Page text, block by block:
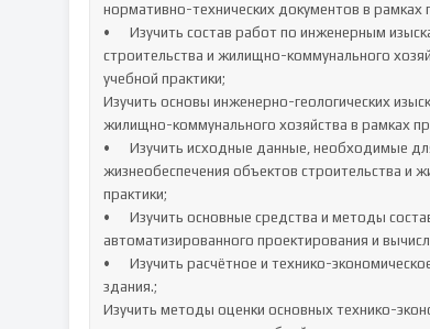
нормативно-технических документов в рамках
•	Изучить состав работ по инженерным изысканиям, необходимых для строительства и реконструкции объектов
строительства и жилищно-коммунального
учебной практики;
Изучить основы инженерно-геологических
жилищно-коммунального хозяйства в рамках
•	Изучить исходные данные, необходимые для проектирования здания (сооружения) и инженерных систем
жизнеобеспечения объектов строительства и
практики;
•	Изучить основные средства и методы составления проектной документации, в том числе с использованием средств
автоматизированного проектирования и
•	Изучить расчётное и технико-экономическое обоснование режимов работы инженерных систем жизнеобеспечения
здания.;
Изучить методы оценки основных технико-